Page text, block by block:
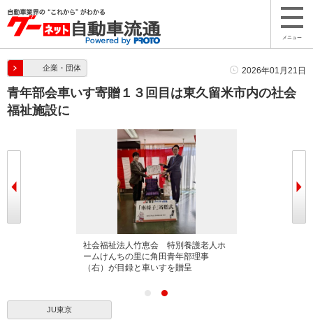
メニュー
企業・団体 2026年01月21日
青年部会車いす寄贈１３回目は東久留米市内の社会
福祉施設に
社会福祉法人竹恵会 特別養護老人ホ
ームけんちの里に角田青年部理事
（右）が目録と車いすを贈呈
JU東京